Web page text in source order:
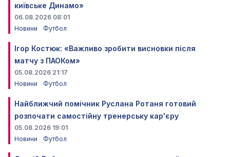
київське Динамо»
06.08.2026 08:01
Новини
Футбол
Ігор Костюк: «Важливо зробити висновки після
матчу з ПАОКом»
05.08.2026 21:17
Новини
Футбол
Найближчий помічник Руслана Ротаня готовий
розпочати самостійну тренерську кар'єру
05.08.2026 19:01
Новини
Футбол